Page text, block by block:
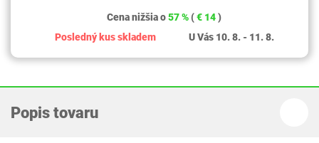
Cena nižšia o57 % (€ 14)
Posledný kus skladem
U Vás 10. 8. - 11. 8.
Popis tovaru